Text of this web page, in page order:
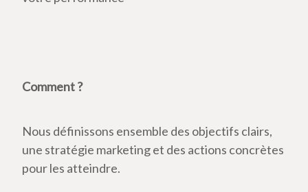
Comment ?
Nous définissons ensemble des objectifs clairs,
une stratégie marketing et des actions concrètes
pour les atteindre.